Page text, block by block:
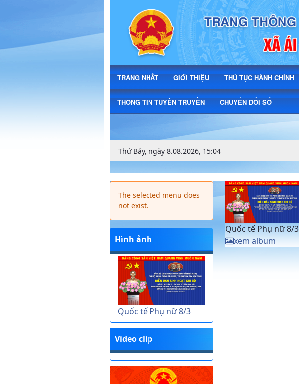
HÌNH ẢNH - Xã Triệu Ái - Triệu Phong
TRANG NHẤT GIỚI THIỆU THỦ TỤC HÀNH CHÍNH
THÔNG TIN TUYÊN TRUYỀN CHUYỂN ĐỔI SỐ
Thứ Bảy, ngày 8.08.2026, 15:04
The selected menu does
not exist.
Hình ảnh
Quốc tế Phụ nữ 8/3
Video clip
Quốc tế Phụ nữ 8/3
xem album